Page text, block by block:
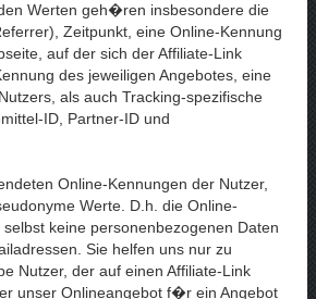
Werten geh�ren insbesondere die
Zeitpunkt, eine Online-Kennung
auf der sich der Affiliate-Link
des jeweiligen Angebotes, eine
als auch Tracking-spezifische
ID, Partner-ID und
Online-Kennungen der Nutzer,
Werte. D.h. die Online-
keine personenbezogenen Daten
Sie helfen uns nur zu
Nutzer, der auf einen Affiliate-Link
unser Onlineangebot f�r ein Angebot